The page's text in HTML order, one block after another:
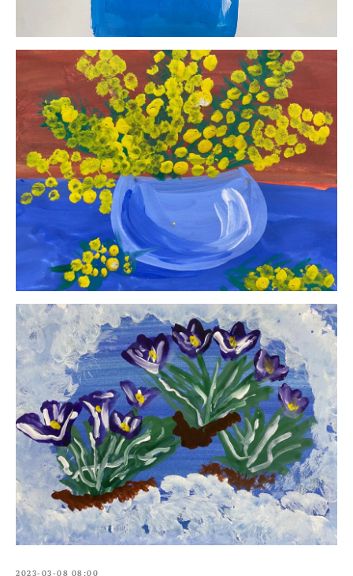
2023-03-08 08:00